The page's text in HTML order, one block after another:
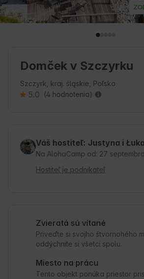
Domček v Szczyrku
Szczyrk, kraj. śląskie, Poľsko
5.0 (4 hodnotenia)
Váš hostiteľ: Justyna i
Na AlohaCamp od: 27
Hostiteľ je podnikateľ
Zvieratá sú vítané
Priveďte si svojho štvornohého
oddýchnite si všetci spolu.
Miesto na prácu
Tento objekt ponúka priestor